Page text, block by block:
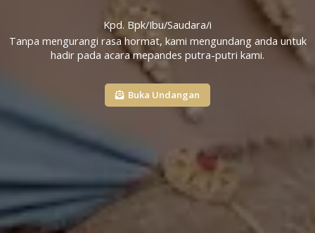
Kpd. Bpk/Ibu/Saudara/i
Tanpa mengurangi rasa hormat, kami mengundang anda untuk
hadir pada acara mepandes putra-putri kami.
Buka Undangan